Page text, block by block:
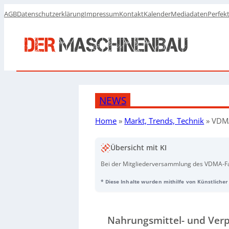
AGBDatenschutzerklärungImpressumKontaktKalenderMediadaten
NEWS
Home » Markt, Trends, Technik »
Übersicht mit KI
Bei der Mitgliederversammlung des VDMA-
PakTech), der Christian Traumann
Proteinprozesstechnik). Neu gewählt
* Diese Inhalte wurden mithilfe von
Nahrungsmittel- und